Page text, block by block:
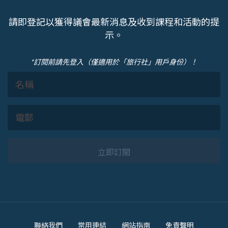
請即登記以獲得議會最新消息及收到課程和活動的提
示。
*訂閱前請先登入（僅適用於「旅行社」用戶身份）！
立即訂閱
聯絡我們 常用連結 網站指南 免責聲明